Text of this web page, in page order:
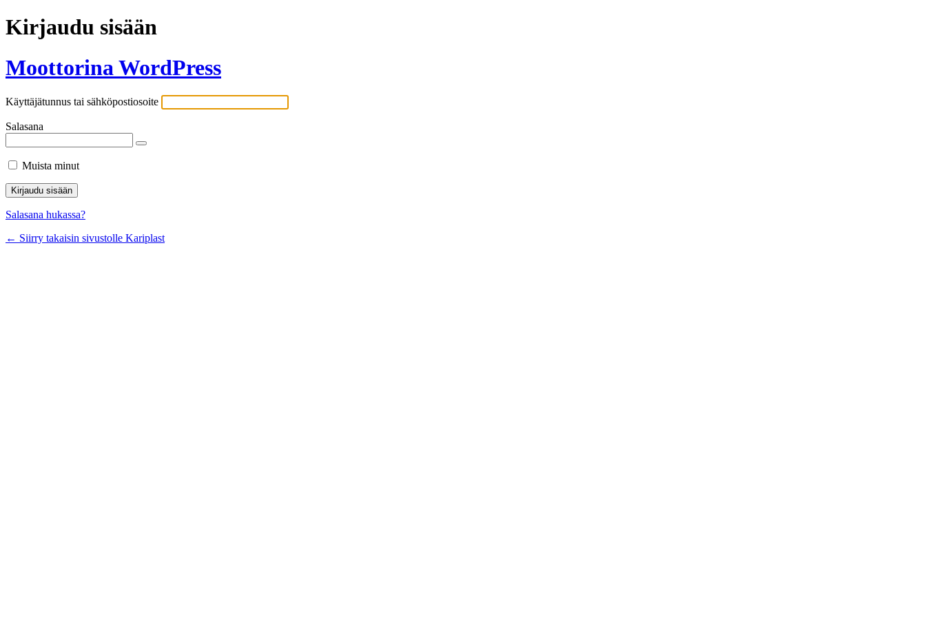
Kirjaudu sisään
Moottorina WordPress
Käyttäjätunnus tai sähköpostiosoite
Salasana
Muista minut
Salasana hukassa?
← Siirry takaisin sivustolle Kariplast